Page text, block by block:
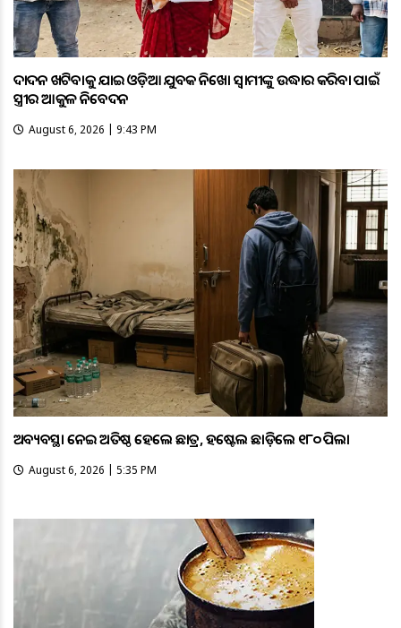
ଦାଦନ ଖଟିବାକୁ ଯାଇ ଓଡ଼ିଆ ଯୁବକ ନିଖୋଜ ସ୍ବାମୀଙ୍କୁ ଉଦ୍ଧାର କରିବା ପାଇଁ
ସ୍ତ୍ରୀର ଆକୁଳ ନିବେଦନ
August 6, 2026 | 9:43 PM
ଅବ୍ୟବସ୍ଥା ନେଇ ଅତିଷ୍ଠ ହେଲେ ଛାତ୍ର, ହଷ୍ଟେଲ ଛାଡ଼ିଲେ ୧୮୦ ପିଲା
August 6, 2026 | 5:35 PM